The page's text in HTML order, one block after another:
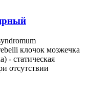
клочок мозжечка
- статическая
отсутствии